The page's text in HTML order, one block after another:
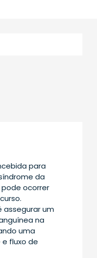
para
da
ocorrer
assegurar um
na
uma
fluxo de